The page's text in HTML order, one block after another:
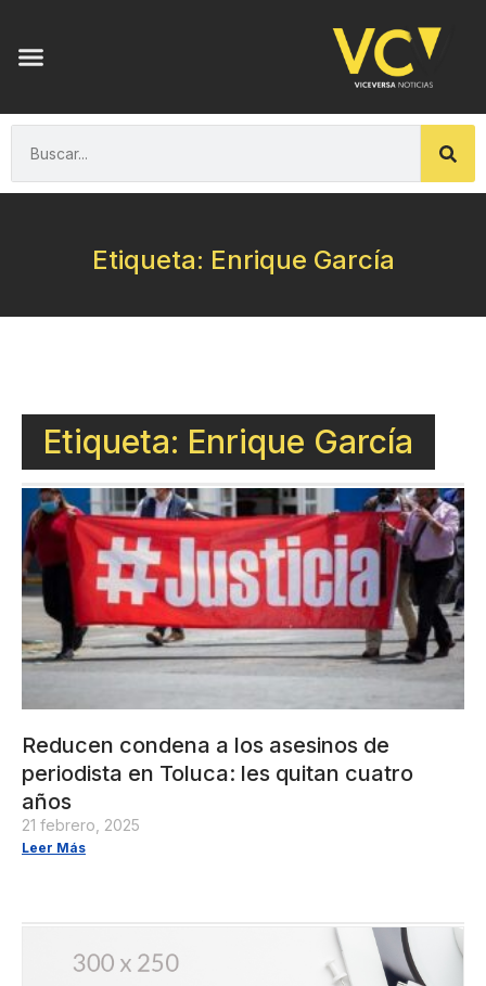
Etiqueta: Enrique García
Etiqueta: Enrique García
Reducen condena a los asesinos de
periodista en Toluca: les quitan cuatro
años
21 febrero, 2025
Leer Más